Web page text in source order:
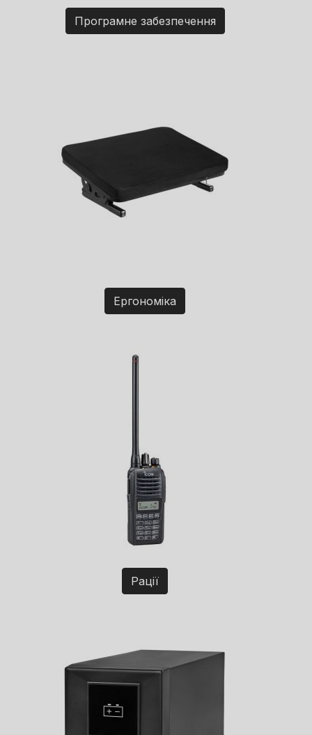
Програмне забезпечення
Ергономіка
Рації